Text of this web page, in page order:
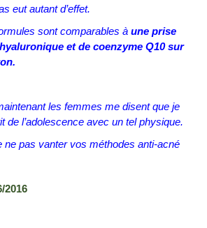
eut autant d’effet.
sont comparables à une prise
et de coenzyme Q10 sur
les femmes me disent que je
de l’adolescence avec un tel physique.
ne pas vanter vos méthodes anti-acné
2016